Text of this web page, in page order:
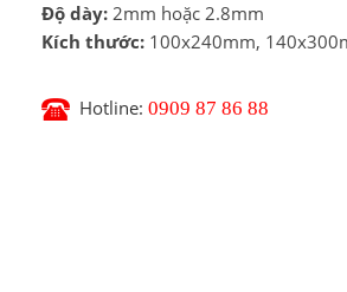
Độ dày: 2mm hoặc 2.8mm
Kích thước: 100x240mm,
Hotline: 0909 87 86 88